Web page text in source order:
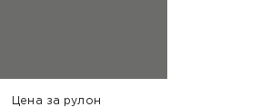
Цена за рулон